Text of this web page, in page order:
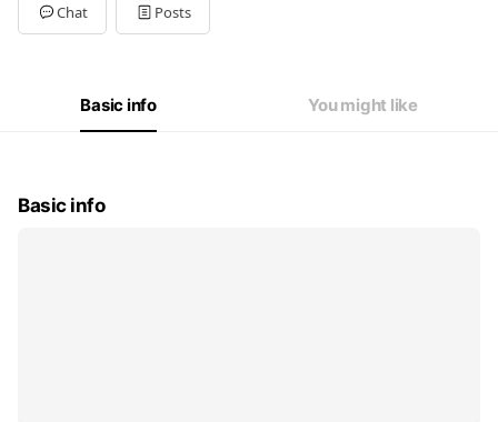
Chat Posts
Basic info You might like
Basic info